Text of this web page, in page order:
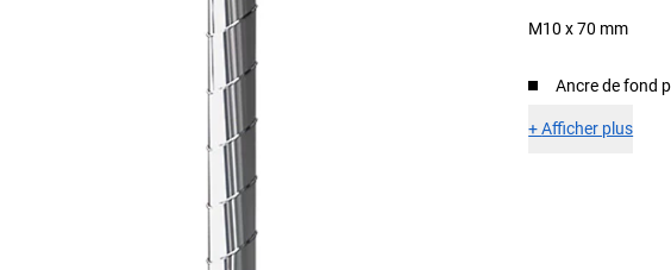
M10 x 70 mm
Ancre de fond
+Afficher plus